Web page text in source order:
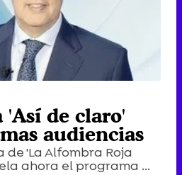
'Así de claro'
audiencias
'La Alfombra Roja
ahora el programa ...